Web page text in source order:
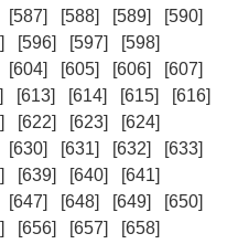
[587] [588] [589]
[590]
[596] [597]
[598]
[604] [605] [606]
[607]
[613] [614] [615]
[616]
[622] [623]
[624]
[630] [631] [632]
[633]
[639] [640]
[641]
[647] [648] [649]
[650]
[656] [657]
[658]